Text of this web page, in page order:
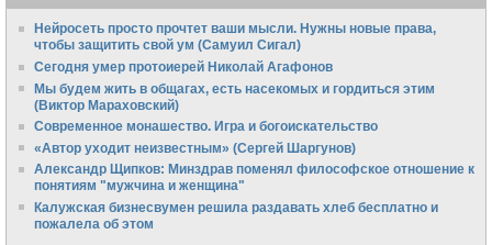
Нейросеть просто прочтет ваши мысли. Нужны новые права,
чтобы защитить свой ум (Самуил Сигал)
Сегодня умер протоиерей Николай Агафонов
Мы будем жить в общагах, есть насекомых и гордиться этим
(Виктор Мараховский)
Cовременное монашество. Игра и богоискательство
«Автор уходит неизвестным» (Сергей Шаргунов)
Александр Щипков: Минздрав поменял философское отношение к
понятиям "мужчина и женщина"
Калужская бизнесвумен решила раздавать хлеб бесплатно и
пожалела об этом